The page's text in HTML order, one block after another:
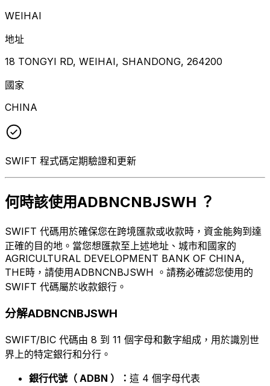
WEIHAI
地址
18 TONGYI RD, WEIHAI, SHANDONG, 264200
國家
CHINA
SWIFT 程式碼定期驗證和更新
何時該使用ADBNCNBJSWH ？
SWIFT 代碼用於確保您在跨境匯款或收款時，資金能夠到達
正確的目的地。當您想匯款至上述地址、城市和國家的
AGRICULTURAL DEVELOPMENT BANK OF CHINA,
THE時，請使用ADBNCNBJSWH 。請務必確認您使用的
SWIFT 代碼屬於收款銀行。
分解ADBNCNBJSWH
SWIFT/BIC 代碼由 8 到 11 個字母和數字組成，用於識別世
界上的特定銀行和分行。
銀行代號（ ADBN ）： 這 4 個字母代表